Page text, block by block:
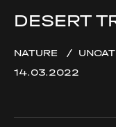
DESERT
NATURE
14.03.2022